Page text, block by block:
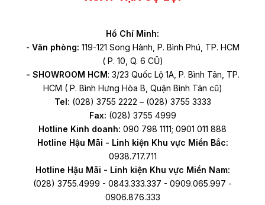
Hồ Chí Minh:
- Văn phòng: 119-121 Song Hành, P. Bình Phú, TP. HCM
( P. 10, Q. 6 CŨ)
- SHOWROOM HCM: 3/23 Quốc Lộ 1A, P. Bình Tân, TP.
HCM ( P. Bình Hưng Hòa B, Quận Bình Tân cũ)
Tel: (028) 3755 2222 – (028) 3755 3333
Fax: (028) 3755 4999
Hotline Kinh doanh: 090 798 1111; 0901 011 888
Hotline Hậu Mãi - Linh kiện Khu vực Miền Bắc:
0938.717.711
Hotline Hậu Mãi - Linh kiện Khu vực Miền Nam:
(028) 3755.4999 - 0843.333.337 - 0909.065.997 -
0906.876.333